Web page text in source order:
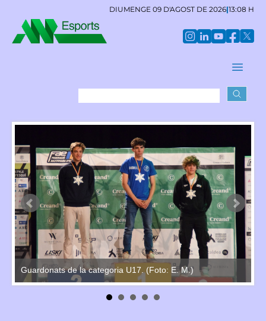
DIUMENGE 09 D'AGOST DE 2026|13:08 H
Guardonats de la categoria U17. (Foto: E. M.)